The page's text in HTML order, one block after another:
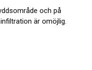
och på
är omöjlig.